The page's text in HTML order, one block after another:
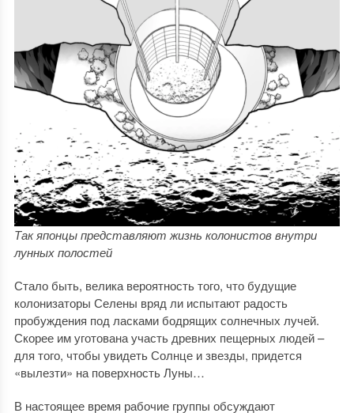
Так японцы представляют жизнь колонистов внутри
лунных полостей
Стало быть, велика вероятность того, что будущие
колонизаторы Селены вряд ли испытают радость
пробуждения под ласками бодрящих солнечных лучей.
Скорее им уготована участь древних пещерных людей –
для того, чтобы увидеть Солнце и звезды, придется
«вылезти» на поверхность Луны…
В настоящее время рабочие группы обсуждают